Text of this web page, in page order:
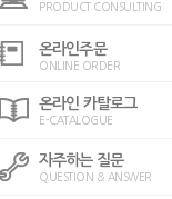
PRODUCT CONSULTING
온라인주문
ONLINE ORDER
온라인 카탈로그
E-CATALOGUE
자주하는 질문
QUESTION & ANSWER